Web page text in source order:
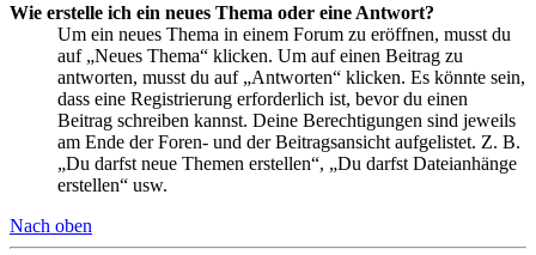
Wie erstelle ich ein neues Thema oder eine Antwort?
Um ein neues Thema in einem Forum zu eröffnen, musst du
auf „Neues Thema“ klicken. Um auf einen Beitrag zu
antworten, musst du auf „Antworten“ klicken. Es könnte sein,
dass eine Registrierung erforderlich ist, bevor du einen
Beitrag schreiben kannst. Deine Berechtigungen sind jeweils
am Ende der Foren- und der Beitragsansicht aufgelistet. Z. B.
„Du darfst neue Themen erstellen“, „Du darfst Dateianhänge
erstellen“ usw.
Nach oben